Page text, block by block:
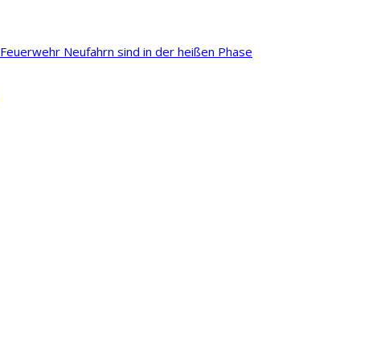
Neufahrn sind in der heißen Phase